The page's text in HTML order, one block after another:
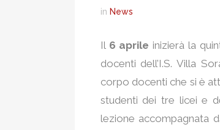
in News
Il 6 aprile inizierà la
docenti dell’I.S. Villa
corpo docenti che si è
studenti dei tre licei e
lezione accompagnata